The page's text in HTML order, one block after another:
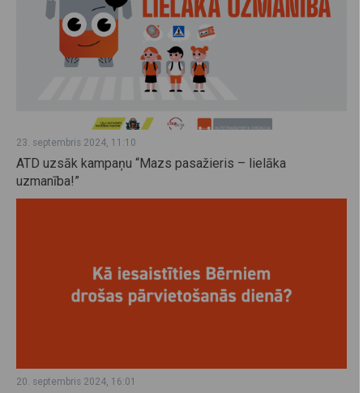
23. septembris 2024, 11:10
ATD uzsāk kampaņu “Mazs pasažieris – lielāka
uzmanība!”
20. septembris 2024, 16:01